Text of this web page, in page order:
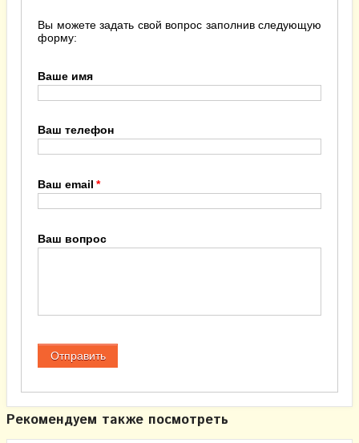
Вы можете задать свой вопрос заполнив следующую
форму:
Ваше имя
Ваш телефон
Ваш email
Ваш вопрос
Рекомендуем также посмотреть